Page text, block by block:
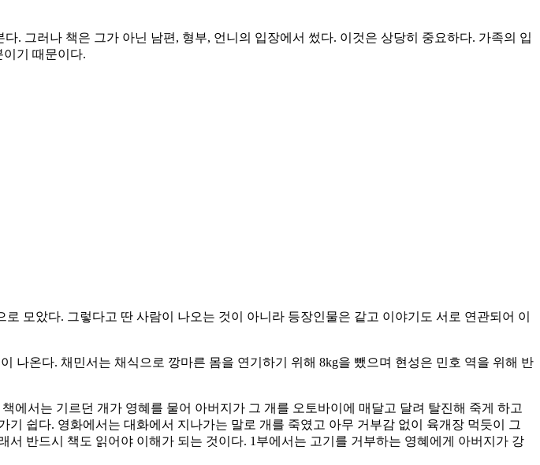
. 그러나 책은 그가 아닌 남편, 형부, 언니의 입장에서 썼다. 이것은 상당히 중요하다. 가족의 입
기 때문이다.
모았다. 그렇다고 딴 사람이 나오는 것이 아니라 등장인물은 같고 이야기도 서로 연관되어 이
나온다. 채민서는 채식으로 깡마른 몸을 연기하기 위해 8kg을 뺐으며 현성은 민호 역을 위해 반
에서는 기르던 개가 영혜를 물어 아버지가 그 개를 오토바이에 매달고 달려 탈진해 죽게 하고
쉽다. 영화에서는 대화에서 지나가는 말로 개를 죽였고 아무 거부감 없이 육개장 먹듯이 그
반드시 책도 읽어야 이해가 되는 것이다. 1부에서는 고기를 거부하는 영혜에게 아버지가 강